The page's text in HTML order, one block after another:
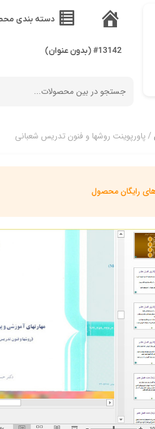
خانه
دسته بندی
#13142 (بدون عنوان)
/ پاورپوینت روشها و فنون تدریس شعبانی
رایگان محصول